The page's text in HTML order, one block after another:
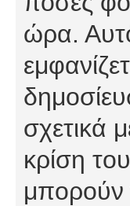
ώρα.
σχετικά
κρίση
μπορούν